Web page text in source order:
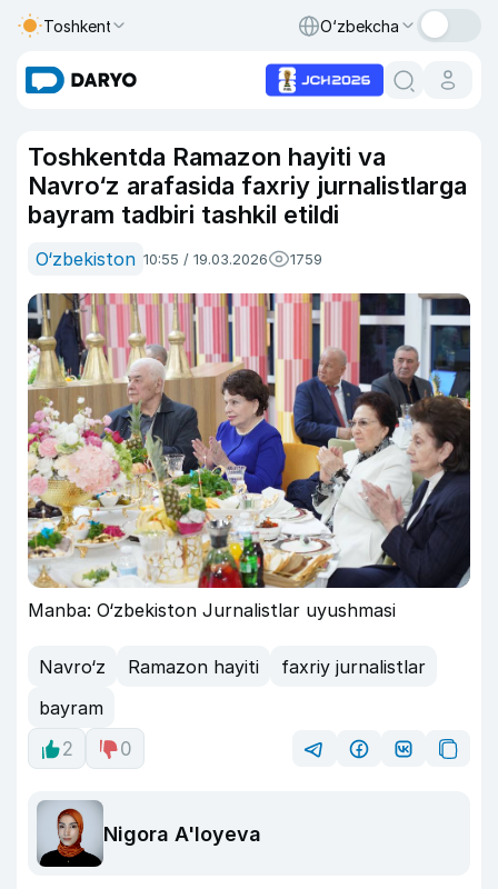
Toshkent O‘zbekcha
Toshkentda Ramazon hayiti va
Navro‘z arafasida faxriy jurnalistlarga
bayram tadbiri tashkil etildi
O‘zbekiston 10:55 / 19.03.2026 1759
Manba: O‘zbekiston Jurnalistlar uyushmasi
Navro‘z Ramazon hayiti
faxriy jurnalistlar
bayram
2
0
Nigora A'loyeva